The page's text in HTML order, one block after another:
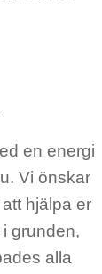
en energi
Vi önskar
hjälpa er
grunden,
alla